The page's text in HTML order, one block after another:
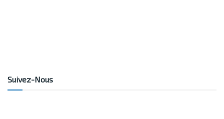
Suivez-Nous